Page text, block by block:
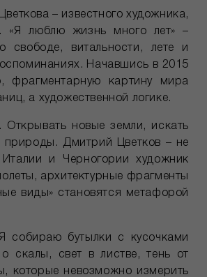
– известного художника,
«Я люблю жизнь много лет» –
витальности, лете и
Начавшись в 2015
фрагментарную картину мира
а художественной логике.
новые земли, искать
природы. Дмитрий Цветков – не
и Черногории художник
архитектурные фрагменты
виды» становятся метафорой
собираю бутылки с кусочками
скалы, свет в листве, тень от
которые невозможно измерить